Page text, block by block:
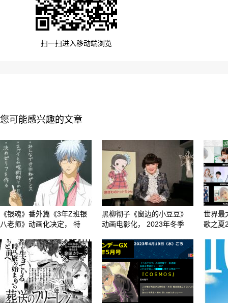
扫一扫进入移动端浏览
您可能感兴趣的文章
《银魂》番外篇《3年Z班银
八老师》动画化决定， 特
黑柳彻子《窗边的小豆豆》
动画电影化， 2023年冬季
世界最
歌之夏